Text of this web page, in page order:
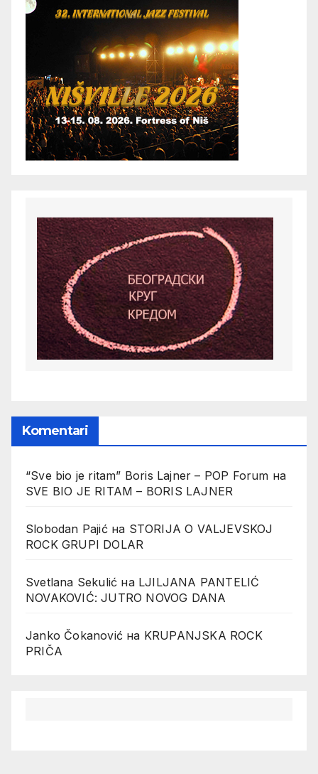
Komentari
“Sve bio je ritam” Boris Lajner – POP Forum на
SVE BIO JE RITAM – BORIS LAJNER
Slobodan Pajićна STORIJA O VALJEVSKOJ
ROCK GRUPI DOLAR
Svetlana Sekulić на LJILJANA PANTELIĆ
NOVAKOVIĆ: JUTRO NOVOG DANA
Janko Čokanović на KRUPANJSKA ROCK
PRIČA